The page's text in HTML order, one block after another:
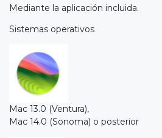
Mediante la aplicación incluida.
Sistemas operativos
Mac 13.0 (Ventura),
Mac 14.0 (Sonoma) o posterior